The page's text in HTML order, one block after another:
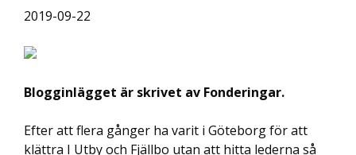
2019-09-22
Blogginlägget är skrivet av Fonderingar.
Efter att flera gånger ha varit i Göteborg för att
klättra I Utby och Fjällbo utan att hitta lederna så